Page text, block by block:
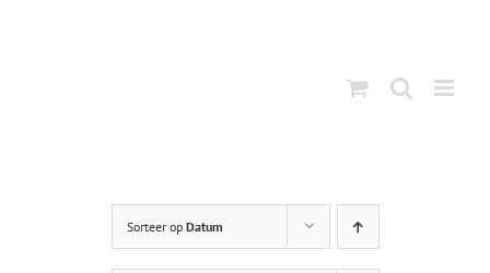
Sorteer op Datum